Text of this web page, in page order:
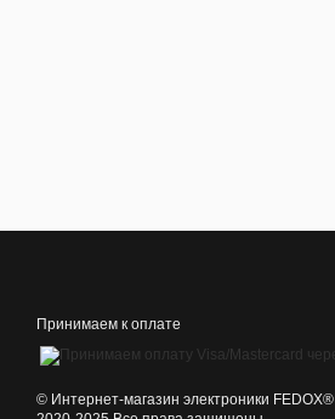
Принимаем к оплате
©️ Интернет-магазин электроники FEDOX®